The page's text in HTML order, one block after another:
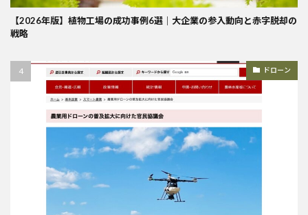
【2026年版】植物工場の成功事例6選｜大企業の参入動向と赤字脱却の
戦略
ドローン